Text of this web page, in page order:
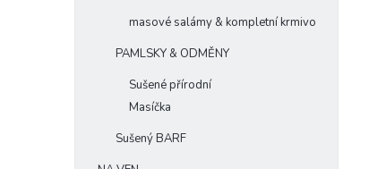
masové salámy & kompletní krmivo
PAMLSKY & ODMĚNY
Sušené přírodní
Masíčka
Sušený BARF